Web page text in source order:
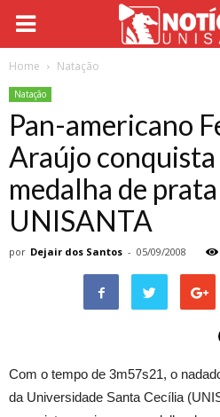
Home Natação
Natação
Pan-americano
Araújo conquista
medalha de
UNISANTA
por Dejair dos Santos - 05/09/2008
Com o tempo de 3m57s21, o
da Universidade Santa Cecília